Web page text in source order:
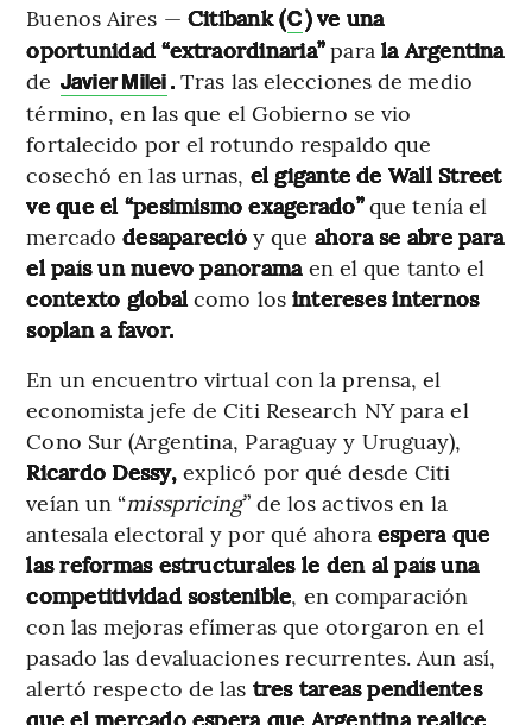
Buenos Aires — Citibank (C) ve una
oportunidad “extraordinaria”para la Argentina
de Javier Milei.Tras las elecciones de medio
término, en las que el Gobierno se vio
fortalecido por el rotundo respaldo que
cosechó en las urnas, el gigante de Wall Street
ve que el “pesimismo exagerado”que tenía el
mercadodesaparecióy que ahora se abre para
el país un nuevo panorama en el que tanto el
contexto global como los intereses internos
soplan a favor.
En un encuentro virtual con la prensa, el
economista jefe de Citi Research NY para el
Cono Sur (Argentina, Paraguay y Uruguay),
Ricardo Dessy,explicó por qué desde Citi
veían un “misspricing” de los activos en la
antesala electoral y por qué ahora espera que
las reformas estructurales le den al país una
competitividad sostenible, en comparación
con las mejoras efímeras que otorgaron en el
pasado las devaluaciones recurrentes. Aun así,
alertó respecto de las tres tareas pendientes
que el mercado espera que Argentina realice